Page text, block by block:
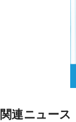
関連ニュース